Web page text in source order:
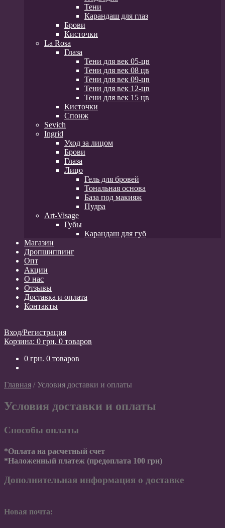
Тени
Карандаш для глаз
Брови
Кисточки
La Rosa
Глаза
Тени для век 05-цв
Тени для век 08 цв
Тени для век 09-цв
Тени для век 12-цв
Тени для век 15 цв
Кисточки
Спонж
Sevich
Ingrid
Уход за лицом
Брови
Глаза
Лицо
Гель для бровей
Тональная основа
База под макияж
Пудра
Art-Visage
Губы
Карандаш для губ
Магазин
Дропшиппинг
Опт
Акции
О нас
Отзывы
Доставка и оплата
Контакты
Вход/Регистрация
Корзина: 0 грн. 0 товаров
0 грн. 0 товаров
Главная / Условия доставки и оплаты
Условия доставки и оплаты
Способы оплаты
*Оплата на расчетный счет
*Наложенный платеж (предоплата 100 грн)
Дополнительная информация о доставке
Новая почта: